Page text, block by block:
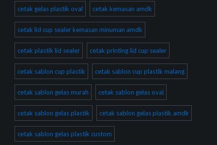
cetak gelas plastik oval cetak kemasan amdk
cetak lid cup sealer kemasan minuman amdk
cetak plastik lid sealer cetak printing lid cup sealer
cetak sablon cup plastik cetak sablon cup plastik malang
cetak sablon gelas murah cetak sablon gelas oval
cetak sablon gelas plastik cetak sablon gelas plastik amdk
cetak sablon gelas plastik custom